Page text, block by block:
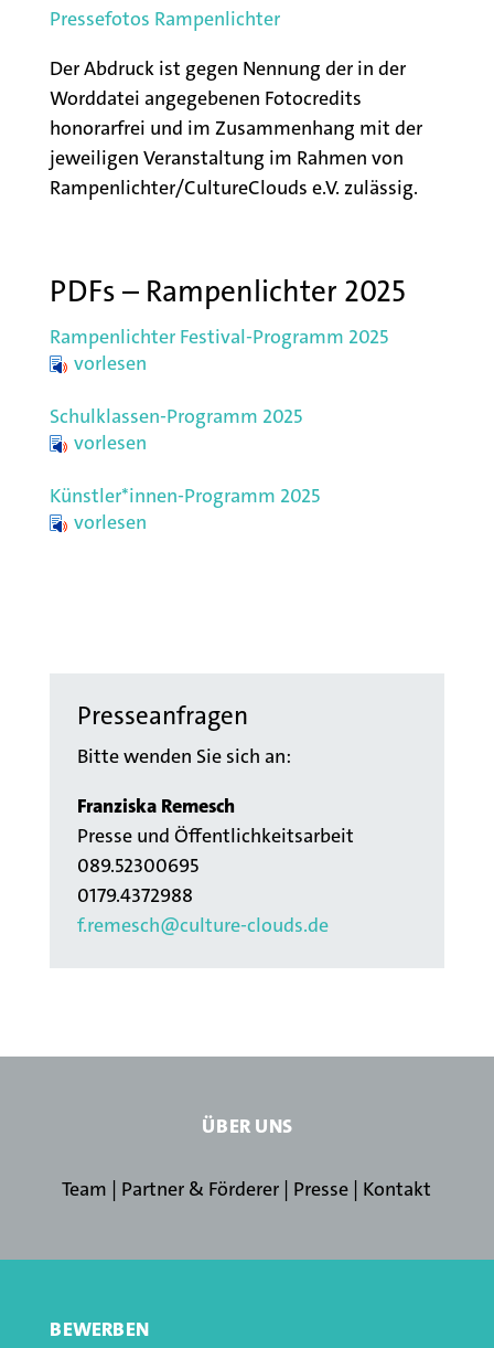
Pressefotos Rampenlichter
Der Abdruck ist gegen Nennung der in der
Worddatei angegebenen Fotocredits
honorarfrei und im Zusammenhang mit der
jeweiligen Veranstaltung im Rahmen von
Rampenlichter/CultureClouds e.V. zulässig.
PDFs – Rampenlichter 2025
Rampenlichter Festival-Programm 2025
vorlesen
Schulklassen-Programm 2025
vorlesen
Künstler*innen-Programm 2025
vorlesen
Presseanfragen
Bitte wenden Sie sich an:
Franziska Remesch
Presse und Öffentlichkeitsarbeit
089.52300695
0179.4372988
f.remesch@culture-clouds.de
ÜBER UNS
Team | Partner & Förderer | Presse | Kontakt
BEWERBEN